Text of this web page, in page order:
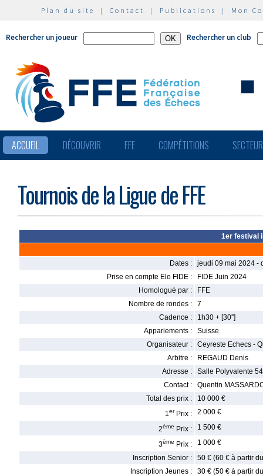
Plan du site | Contact | Publications | Mon
Rechercher un joueur Rechercher un club
ACCUEIL DÉCOUVRIR FFE COMPÉTITIONS
Tournois de la Ligue de FFE
1er festival
Dates :
jeudi 09 mai 2024 -
Prise en compte Elo FIDE :
FIDE Juin 2024
Homologué par :
FFE
Nombre de rondes :
7
Cadence :
1h30 + [30'']
Appariements :
Suisse
Organisateur :
Ceyreste Echecs -
Arbitre :
REGAUD Denis
Adresse :
Salle Polyvalente
Contact :
Quentin
Total des prix :
10 000 €
1er Prix : 2 000 €
2ème Prix : 1 500 €
3ème Prix :
1 000 €
Inscription Senior :
50 € (60 € à partir
Inscription Jeunes :
30 € (50 € à partir